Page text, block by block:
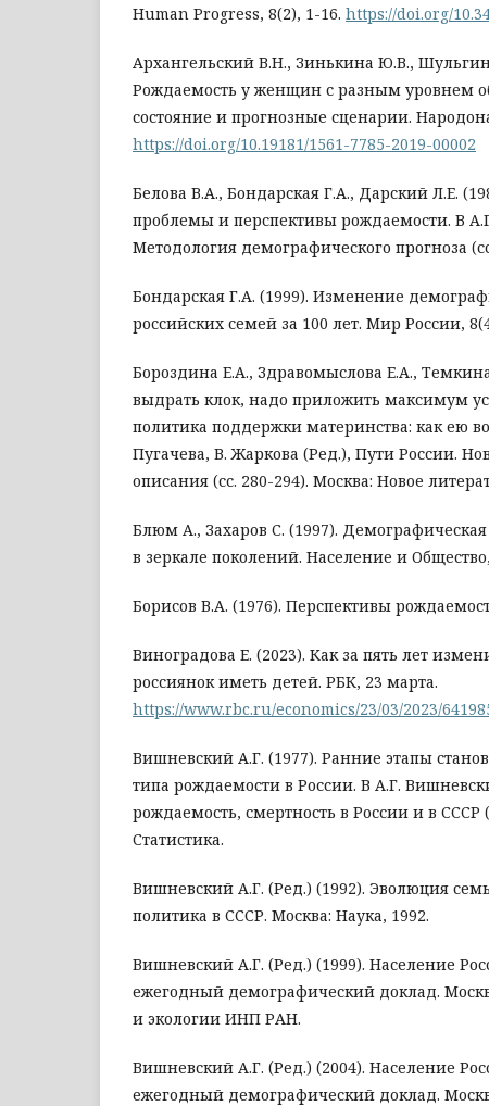
Human Progress, 8(2), 1-16. https://doi.org/
Архангельский В.Н., Зинькина Ю.В., Шульгин
Рождаемость у женщин с разным уровнем
состояние и прогнозные сценарии.
https://doi.org/10.19181/1561-7785-2019-00002
Белова В.А., Бондарская Г.А., Дарский Л.Е.
проблемы и перспективы рождаемости. В
Методология демографического прогноза
Бондарская Г.А. (1999). Изменение
российских семей за 100 лет. Мир России,
Бороздина Е.А., Здравомыслова Е.А.,
выдрать клок, надо приложить максимум
политика поддержки материнства: как ею
Пугачева, В. Жаркова (Ред.), Пути России.
описания (сс. 280-294). Москва: Новое
Блюм А., Захаров С. (1997).
в зеркале поколений. Население и
Борисов В.А. (1976). Перспективы
Виноградова Е. (2023). Как за пять лет
россиянок иметь детей. РБК, 23 марта.
https://www.rbc.ru/economics/23/03/2023/
Вишневский А.Г. (1977). Ранние этапы
типа рождаемости в России. В А.Г.
рождаемость, смертность в России и в СССР
Статистика.
Вишневский А.Г. (Ред.) (1992). Эволюция
политика в СССР. Москва: Наука, 1992.
Вишневский А.Г. (Ред.) (1999). Население
ежегодный демографический доклад.
и экологии ИНП РАН.
Вишневский А.Г. (Ред.) (2004). Население
ежегодный демографический доклад.